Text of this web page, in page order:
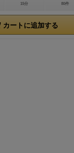
15分 80件
カートに追加する